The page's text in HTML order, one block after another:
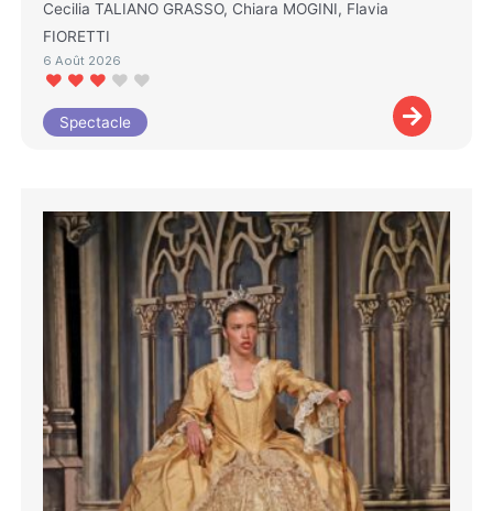
Cecilia TALIANO GRASSO, Chiara MOGINI, Flavia
FIORETTI
6 Août 2026
Spectacle